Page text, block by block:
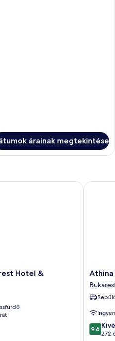
árainak megtekintése
Hotel &
Hotel & Residence
Athina
Suites
Hotel
9.6
9,6
272
Athina